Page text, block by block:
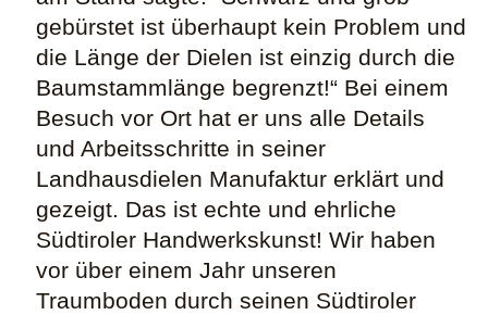
gebürstet ist überhaupt kein Problem und
die Länge der Dielen ist einzig durch die
Baumstammlänge begrenzt!“ Bei einem
Besuch vor Ort hat er uns alle Details
und Arbeitsschritte in seiner
Landhausdielen Manufaktur erklärt und
gezeigt. Das ist echte und ehrliche
Südtiroler Handwerkskunst! Wir haben
vor über einem Jahr unseren
Traumboden durch seinen Südtiroler